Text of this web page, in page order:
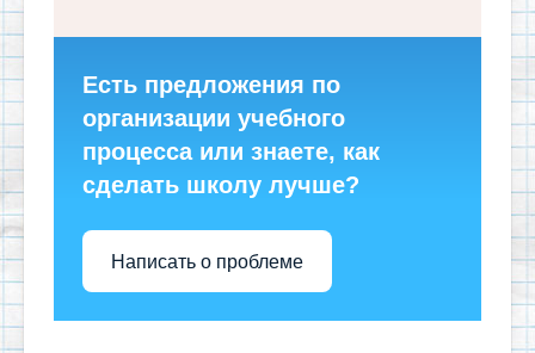
Есть предложения по
организации учебного
процесса или знаете, как
сделать школу лучше?
Написать о проблеме